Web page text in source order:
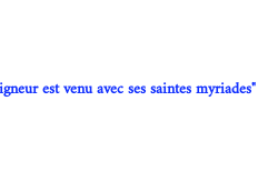
est venu avec ses saintes myriades"